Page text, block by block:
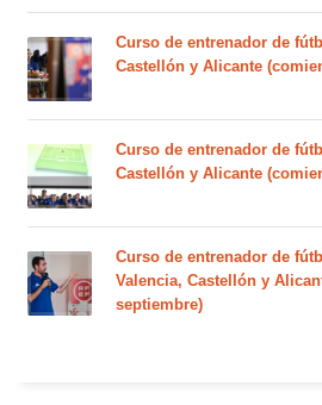
Curso de entrenador de
Castellón y Alicante
Curso de entrenador de
Castellón y Alicante
Curso de entrenador de
Valencia, Castellón y
septiembre)